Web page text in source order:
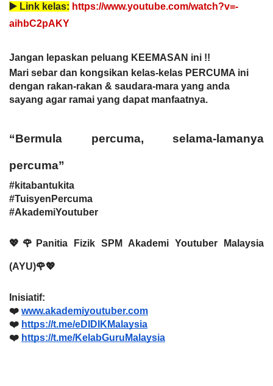
▶️ Link kelas: https://www.youtube.com/watch?v=-
aihbC2pAKY
Jangan lepaskan peluang KEEMASAN ini !!
Mari sebar dan kongsikan kelas-kelas PERCUMA ini
dengan rakan-rakan & saudara-mara yang anda
sayang agar ramai yang dapat manfaatnya.
“Bermula percuma, selama-lamanya
percuma”
#kitabantukita
#TuisyenPercuma
#AkademiYoutuber
💖🌹Panitia Fizik SPM Akademi Youtuber Malaysia
(AYU)🌹💖
Inisiatif:
❤️ www.akademiyoutuber.com
❤️ https://t.me/eDIDIKMalaysia
❤️ https://t.me/KelabGuruMalaysia